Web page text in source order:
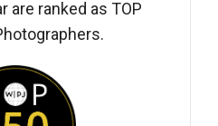
are ranked as TOP